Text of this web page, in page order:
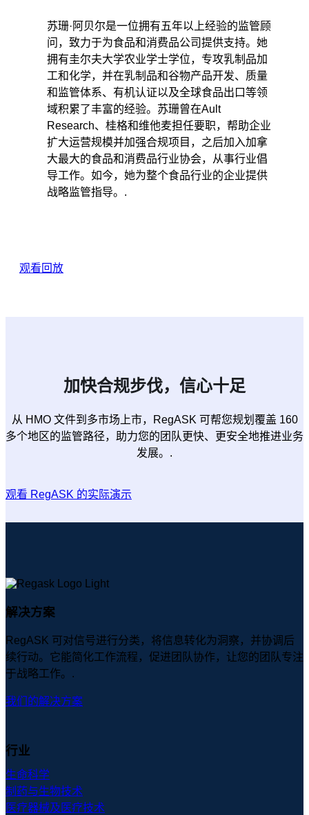
苏珊·阿贝尔是一位拥有五年以上经验的监管顾
问，致力于为食品和消费品公司提供支持。她
拥有圭尔夫大学农业学士学位，专攻乳制品加
工和化学，并在乳制品和谷物产品开发、质量
和监管体系、有机认证以及全球食品出口等领
域积累了丰富的经验。苏珊曾在Ault
Research、桂格和维他麦担任要职，帮助企业
扩大运营规模并加强合规项目，之后加入加拿
大最大的食品和消费品行业协会，从事行业倡
导工作。如今，她为整个食品行业的企业提供
战略监管指导。.
观看回放
加快合规步伐，信心十足
从 HMO 文件到多市场上市，RegASK 可帮您规划覆盖 160
多个地区的监管路径，助力您的团队更快、更安全地推进业务
发展。.
观看 RegASK 的实际演示
解决方案
RegASK 可对信号进行分类，将信息转化为洞察，并协调后
续行动。它能简化工作流程，促进团队协作，让您的团队专注
于战略工作。.
我们的解决方案
行业
生命科学
制药与生物技术
医疗器械及医疗技术